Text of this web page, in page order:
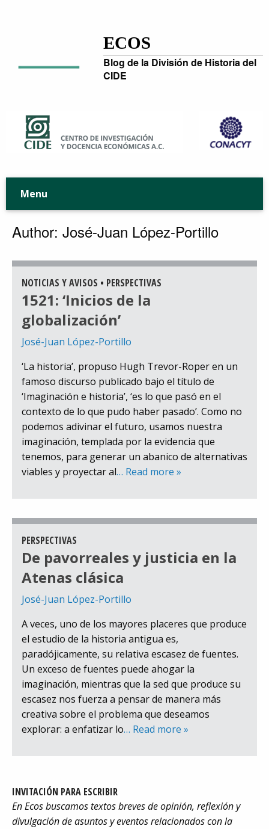
ECOS
Blog de la División de Historia del
CIDE
Menu
Author: José-Juan López-Portillo
NOTICIAS Y AVISOS • PERSPECTIVAS
1521: ‘Inicios de la
globalización’
José-Juan López-Portillo
‘La historia’, propuso Hugh Trevor-Roper en un
famoso discurso publicado bajo el título de
‘Imaginación e historia’, ‘es lo que pasó en el
contexto de lo que pudo haber pasado’. Como no
podemos adivinar el futuro, usamos nuestra
imaginación, templada por la evidencia que
tenemos, para generar un abanico de alternativas
viables y proyectar al… Read more »
PERSPECTIVAS
De pavorreales y justicia en la
Atenas clásica
José-Juan López-Portillo
A veces, uno de los mayores placeres que produce
el estudio de la historia antigua es,
paradójicamente, su relativa escasez de fuentes.
Un exceso de fuentes puede ahogar la
imaginación, mientras que la sed que produce su
escasez nos fuerza a pensar de manera más
creativa sobre el problema que deseamos
explorar: a enfatizar lo… Read more »
INVITACIÓN PARA ESCRIBIR
En Ecos buscamos textos breves de opinión, reflexión y
divulgación de asuntos y eventos relacionados con la